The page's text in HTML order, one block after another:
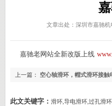
文章出处：深圳市嘉驰机
嘉驰老网站全新改版上线
上一篇： 空心轴滑环，帽式滑环接触
此文关键字： 滑环,导电滑环,过孔滑